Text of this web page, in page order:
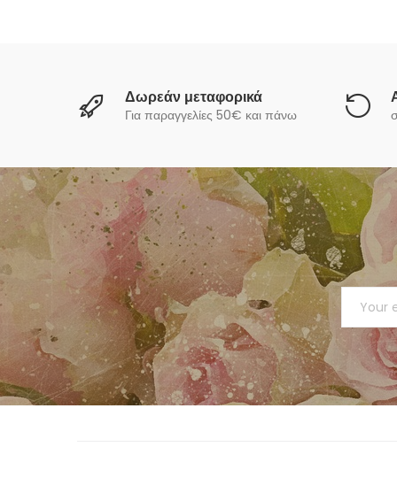
Δωρεάν μεταφορικά
Για παραγγελίες 50€ και πάνω